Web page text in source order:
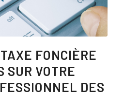
FONCIÈRE
SUR VOTRE
DES